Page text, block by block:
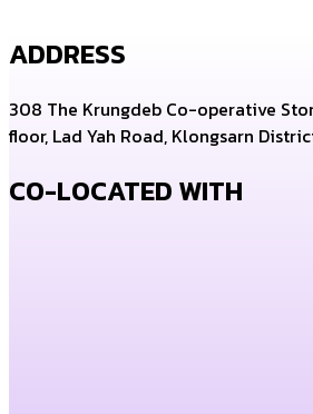
ADDRESS
308 The Krungdeb Co-operative
floor, Lad Yah Road, Klongsarn
CO-LOCATED WITH